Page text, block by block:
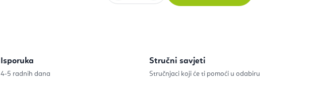
Isporuka
4-5 radnih dana
Stručni savjeti
Stručnjaci koji će ti pomoći u odabiru